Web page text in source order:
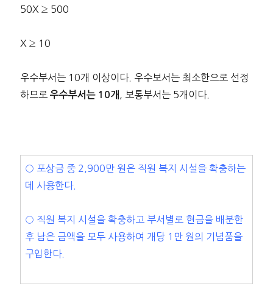
50X ≥ 500
X ≥ 10
우수부서는 10개 이상이다. 우수보서는 최소한으로 선정
하므로 우수부서는 10개 , 보통부서는 5개이다.
○ 포상금 중 2,900만 원은 직원 복지 시설을 확충하는
데 사용한다.
○ 직원 복지 시설을 확충하고 부서별로 현금을 배분한
후 남은 금액을 모두 사용하여 개당 1만 원의 기념품을
구입한다.